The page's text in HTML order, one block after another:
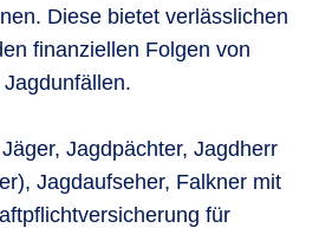
Diese bietet verlässlichen
finanziellen Folgen von
Jagdunfällen.
Jagdpächter, Jagdherr
Jagdaufseher, Falkner mit
für